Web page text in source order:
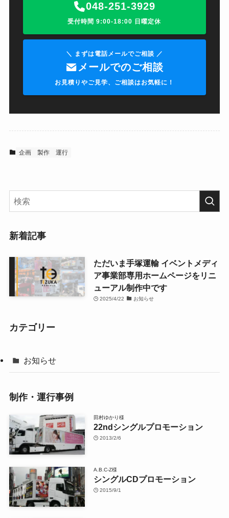
048-251-3929
受付時間 9:00-18:00 日曜定休
＼ まずは電話メールでご相談 ／
メールでのご相談
お見積りやご見学、ご相談はお気軽に！
企画 製作 運行
新着記事
ただいま手塚運輸 イベントメディ
ア事業部専用ホームページをリニ
ューアル制作中です
2025/4/22 お知らせ
カテゴリー
お知らせ
制作・運行事例
田村ゆかり様
22ndシングルプロモーション
2013/2/6
A.B.C-Z様
シングルCDプロモーション
2015/9/1